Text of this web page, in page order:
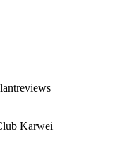
Karwei